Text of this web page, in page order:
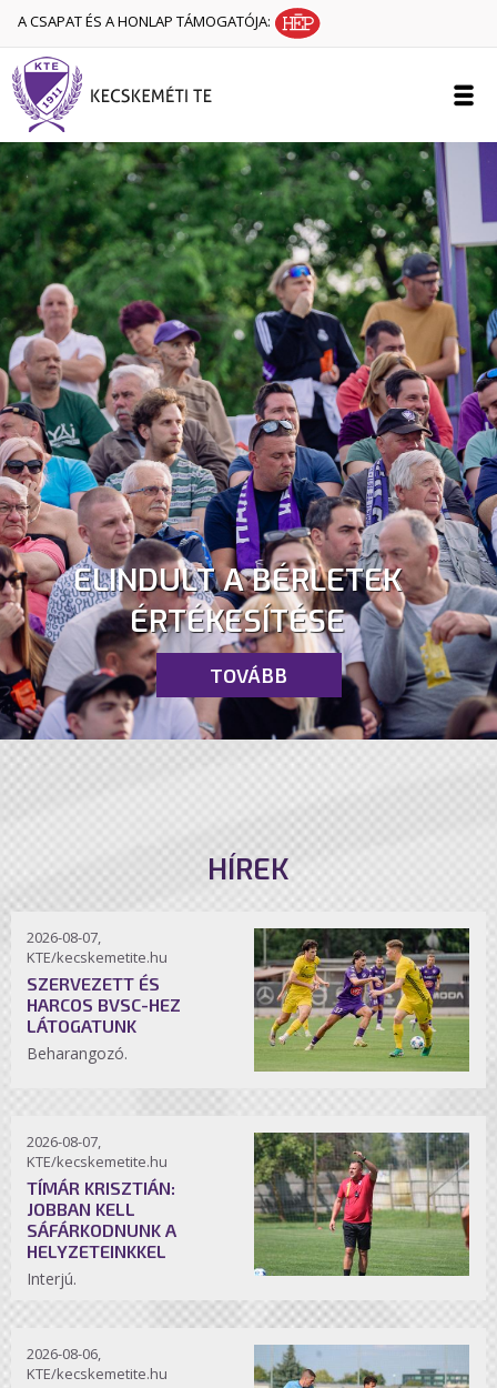
A CSAPAT ÉS A HONLAP TÁMOGATÓJA:
ELINDULT A BÉRLETEK
ÉRTÉKESÍTÉSE
TOVÁBB
HÍREK
2026-08-07,
KTE/kecskemetite.hu
SZERVEZETT ÉS
HARCOS BVSC-HEZ
LÁTOGATUNK
Beharangozó.
2026-08-07,
KTE/kecskemetite.hu
TÍMÁR KRISZTIÁN:
JOBBAN KELL
SÁFÁRKODNUNK A
HELYZETEINKKEL
Interjú.
2026-08-06,
KTE/kecskemetite.hu